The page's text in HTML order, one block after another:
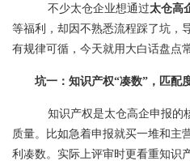
不少太仓企业想通过太仓高
等福利，却因不熟悉流程踩了坑，
有规律可循，今天就用大白话盘点
坑一：知识产权“凑数”，匹配
知识产权是太仓高企申报的
质量。比如急着申报就买一堆和主
利凑数。实际上评审时更看重知识